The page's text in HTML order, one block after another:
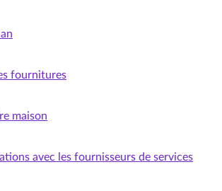
fournitures
maison
avec les fournisseurs de services